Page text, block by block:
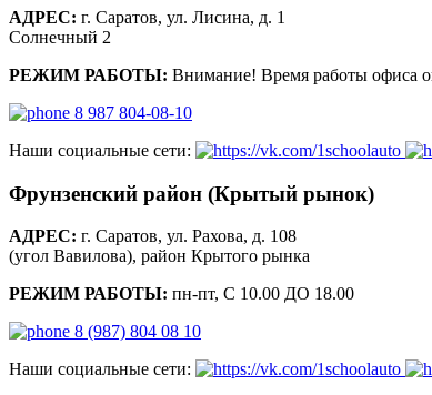
АДРЕС: г. Саратов, ул. Лисина, д. 1
Солнечный 2
РЕЖИМ РАБОТЫ: Внимание! Время работы офиса
8 987 804-08-10
Наши социальные сети:
Фрунзенский район (Крытый рынок)
АДРЕС: г. Саратов, ул. Рахова, д. 108
(угол Вавилова), район Крытого рынка
РЕЖИМ РАБОТЫ: пн-пт, С 10.00 ДО 18.00
8 (987) 804 08 10
Наши социальные сети: